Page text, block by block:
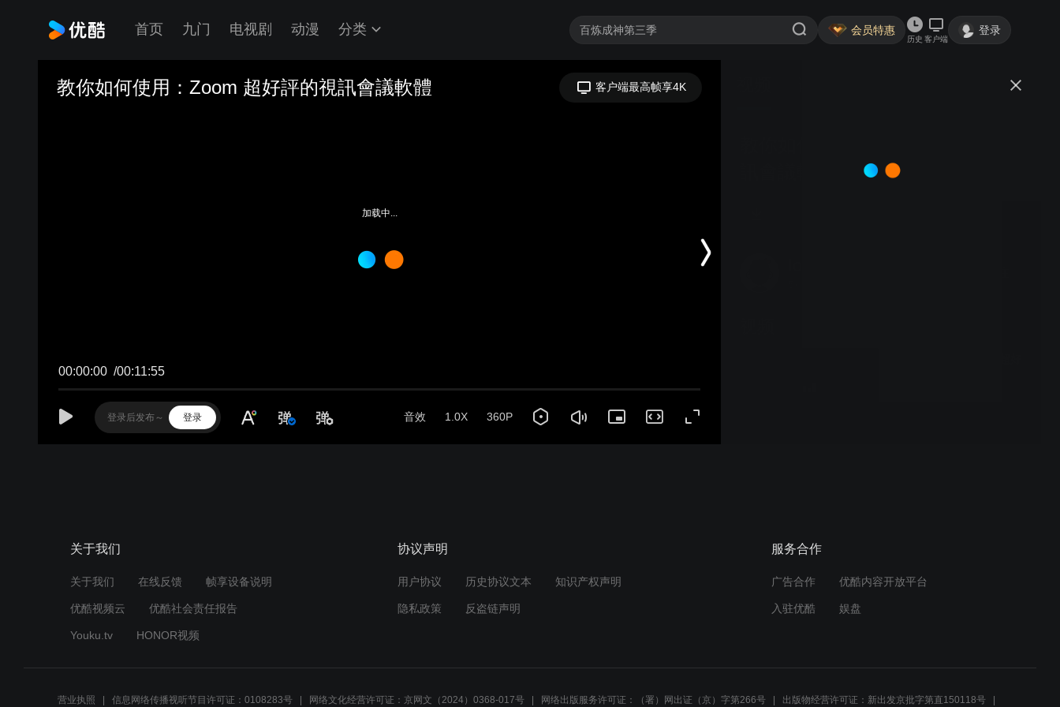
首页 九门 电视剧 动漫 分类 会员特惠
历史 客户端
登录
教你如何使用：Zoom 超好評的視訊會議軟體 客户端最高帧享4K
00:00:00 /00:11:55
登录 音效 1.0X 360P
加载中...
关于我们
关于我们 在线反馈 帧享设备说明
优酷视频云 优酷社会责任报告
Youku.tv HONOR视频
协议声明
用户协议 历史协议文本 知识产权声明
隐私政策 反盗链声明
服务合作
广告合作 优酷内容开放平台
入驻优酷 娱盘
营业执照 信息网络传播视听节目许可证：0108283号 网络文化经营许可证：京网文（2024）0368-017号 网络出版服务许可证：（署）网出证（京）字第266号 出版物经营许可证：新出发京批字第直150118号